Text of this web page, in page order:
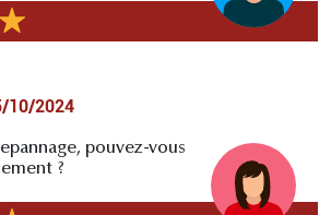
10/2024
pouvez-vous
?